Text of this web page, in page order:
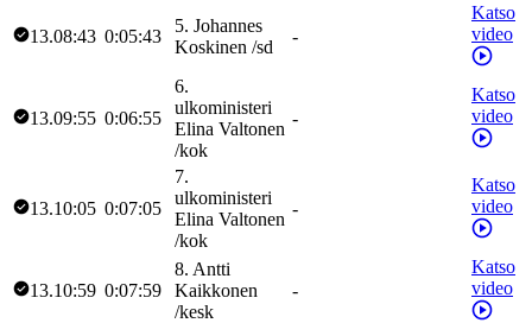
13.08:43 0:05:43
5. Johannes
Koskinen /sd
-
Katso
video
13.09:55 0:06:55
6.
ulkoministeri
Elina Valtonen
/kok
-
Katso
video
13.10:05 0:07:05
7.
ulkoministeri
Elina Valtonen
/kok
-
Katso
video
13.10:59 0:07:59
8. Antti
Kaikkonen
/kesk
-
Katso
video